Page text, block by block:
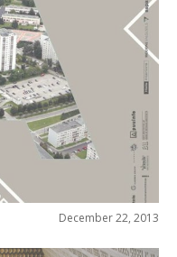
December 22, 2013